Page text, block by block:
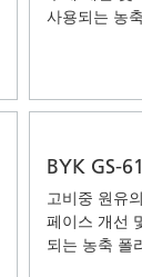
사용되는 농
BYK GS-61
고비중 원유
페이스 개선
되는 농축 폴